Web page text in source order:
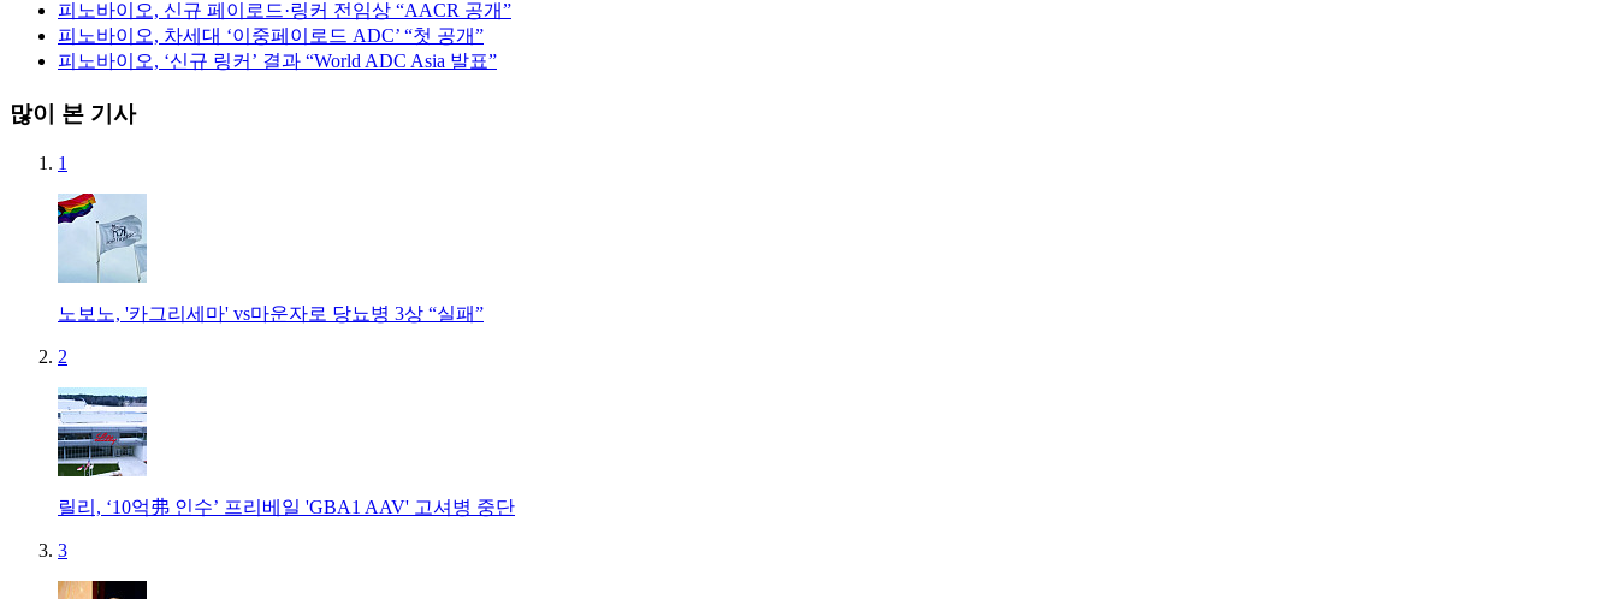
피노바이오, 신규 페이로드·링커 전임상 “AACR 공개”
피노바이오, 차세대 ‘이중페이로드 ADC’ “첫 공개”
피노바이오, ‘신규 링커’ 결과 “World ADC Asia 발표”
많이 본 기사
1
노보노, '카그리세마' vs마운자로 당뇨병 3상 “실패”
2
릴리, ‘10억弗 인수’ 프리베일 'GBA1 AAV' 고셔병 중단
3